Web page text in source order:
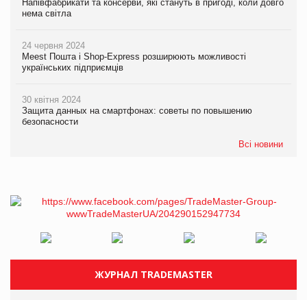
Напівфабрикати та консерви, які стануть в пригоді, коли довго
нема світла
24 червня 2024
Meest Пошта і Shop-Express розширюють можливості
українських підприємців
30 квітня 2024
Защита данных на смартфонах: советы по повышению
безопасности
Всі новини
ЖУРНАЛ TRADEMASTER